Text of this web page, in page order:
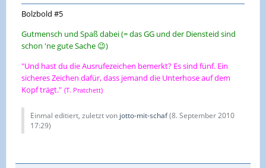
Bolzbold #5
Gutmensch und Spaß dabei (= das GG und der Diensteid sind
schon 'ne gute Sache 😉)
"Und hast du die Ausrufezeichen bemerkt? Es sind fünf. Ein
sicheres Zeichen dafür, dass jemand die Unterhose auf dem
Kopf trägt." (T. Pratchett)
Einmal editiert, zuletzt von jotto-mit-schaf(8. September 2010
17:29)